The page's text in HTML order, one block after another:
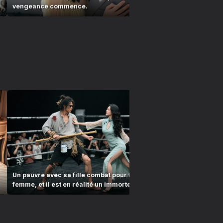
vengeance commence.
Un pauvre avec sa fille combat pour trouver une
femme, et il est en réalité un immortel invincible